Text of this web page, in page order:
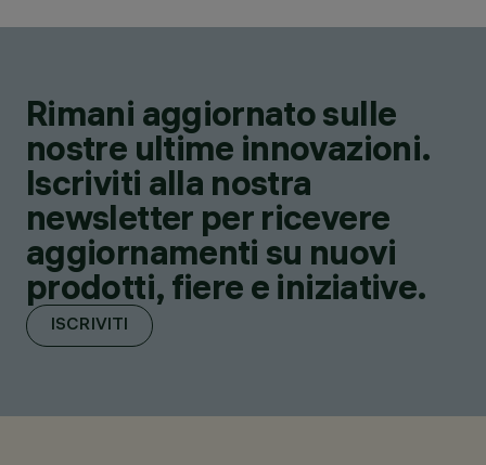
Rimani aggiornato sulle
nostre ultime innovazioni.
Iscriviti alla nostra
newsletter per ricevere
aggiornamenti su nuovi
prodotti, fiere e iniziative.
ISCRIVITI